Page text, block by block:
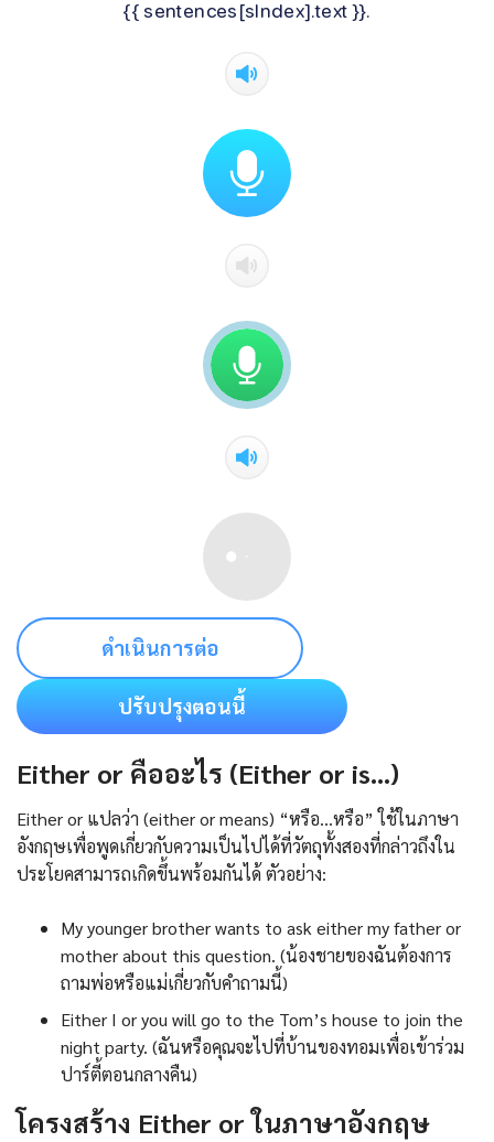
{{ sentences[sIndex].text }}.
ดำเนินการต่อ
ปรับปรุงตอนนี้
Either or คืออะไร (Either or is…)
Either or แปลว่า (either or means) “หรือ…หรือ” ใช้ในภาษา
อังกฤษเพื่อพูดเกี่ยวกับความเป็นไปได้ที่วัตถุทั้งสองที่กล่าวถึงใน
ประโยคสามารถเกิดขึ้นพร้อมกันได้ ตัวอย่าง:
My younger brother wants to ask either my father or
mother about this question. (น้องชายของฉันต้องการ
ถามพ่อหรือแม่เกี่ยวกับคำถามนี้)
Either I or you will go to the Tom’s house to join the
night party. (ฉันหรือคุณจะไปที่บ้านของทอมเพื่อเข้าร่วม
ปาร์ตี้ตอนกลางคืน)
โครงสร้าง Either or ในภาษาอังกฤษ